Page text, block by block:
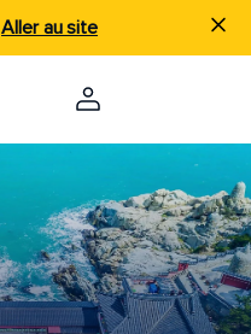
Aller au site